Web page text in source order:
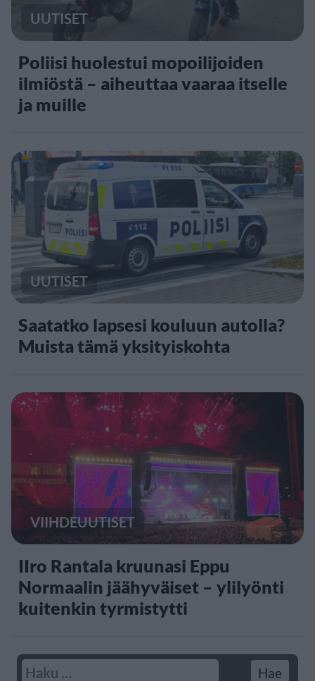
UUTISET
Poliisi huolestui mopoilijoiden
ilmiöstä – aiheuttaa vaaraa itselle
ja muille
UUTISET
Saatatko lapsesi kouluun autolla?
Muista tämä yksityiskohta
VIIHDEUUTISET
IIro Rantala kruunasi Eppu
Normaalin jäähyväiset – ylilyönti
kuitenkin tyrmistytti